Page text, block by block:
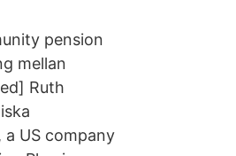
pension
mellan
Ruth
US company